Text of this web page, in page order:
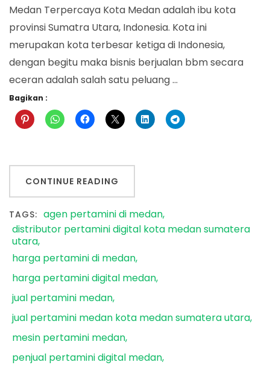
Medan Terpercaya Kota Medan adalah ibu kota
provinsi Sumatra Utara, Indonesia. Kota ini
merupakan kota terbesar ketiga di Indonesia,
dengan begitu maka bisnis berjualan bbm secara
eceran adalah salah satu peluang …
Bagikan :
CONTINUE READING
TAGS: agen pertamini di medan
distributor pertamini digital kota medan sumatera
utara
harga pertamini di medan
harga pertamini digital medan
jual pertamini medan
jual pertamini medan kota medan sumatera utara
mesin pertamini medan
penjual pertamini digital medan